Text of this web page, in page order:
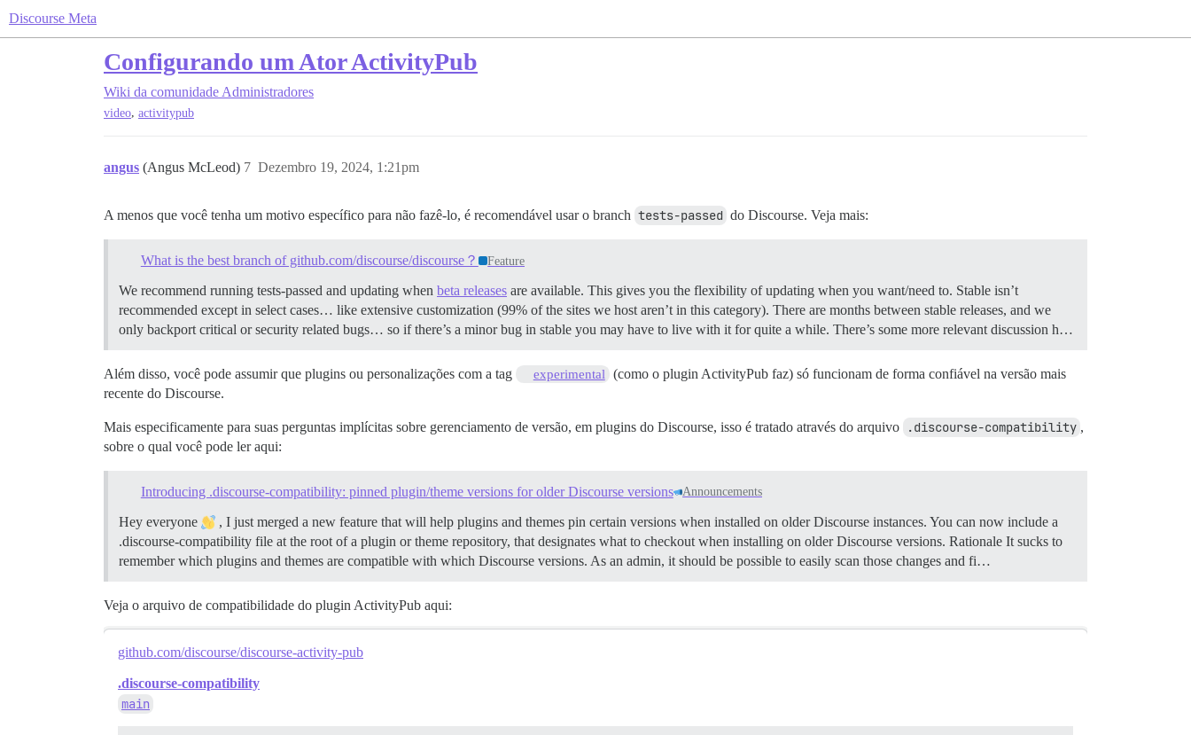
Discourse Meta
Configurando um Ator ActivityPub
Wiki da comunidade Administradores
video, activitypub
angus (Angus McLeod) Dezembro 19, 2024, 1:21pm
7
A menos que você tenha um motivo específico para não fazê-lo, é recomendável usar o branch tests-passed do Discourse. Veja mais:
What is the best branch of github.com/discourse/discourse？ Feature
We recommend running tests-passed and updating when beta releases are available. This gives you the flexibility of updating when you want/need to. Stable isn’t
recommended except in select cases… like extensive customization (99% of the sites we host aren’t in this category). There are months between stable releases, and we
only backport critical or security related bugs… so if there’s a minor bug in stable you may have to live with it for quite a while. There’s some more relevant discussion h…
Além disso, você pode assumir que plugins ou personalizações com a tag experimental
(como o plugin ActivityPub faz) só funcionam de forma confiável na versão mais
recente do Discourse.
Mais especificamente para suas perguntas implícitas sobre gerenciamento de versão, em plugins do Discourse, isso é tratado através do arquivo .discourse-compatibility ,
sobre o qual você pode ler aqui:
Introducing .discourse-compatibility: pinned plugin/theme versions for older Discourse versions Announcements
Hey everyone
, I just merged a new feature that will help plugins and themes pin certain versions when installed on older Discourse instances. You can now include a
.discourse-compatibility file at the root of a plugin or theme repository, that designates what to checkout when installing on older Discourse versions. Rationale It sucks to
remember which plugins and themes are compatible with which Discourse versions. As an admin, it should be possible to easily scan those changes and fi…
Veja o arquivo de compatibilidade do plugin ActivityPub aqui:
github.com/discourse/discourse-activity-pub
.discourse-compatibility
main